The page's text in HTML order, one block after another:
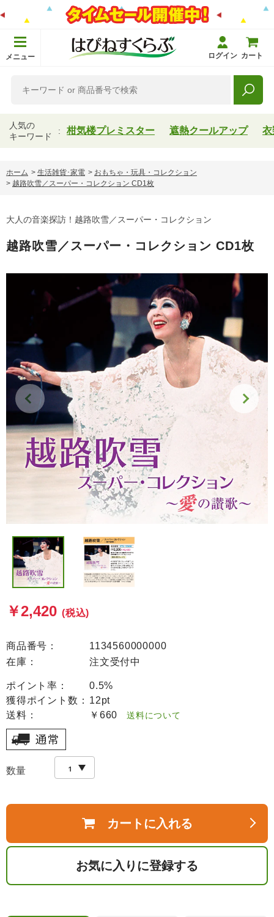
メニュー ログイン カート
人気の
キーワード
柑気楼プレミスター 遮熱クールアップ 衣
ホーム > 生活雑貨･家電 > おもちゃ・玩具・コレクション
> 越路吹雪／スーパー・コレクション CD1枚
大人の音楽探訪！越路吹雪／スーパー・コレクション
越路吹雪／スーパー・コレクション CD1枚
￥2,420 (税込)
商品番号：
1134560000000
在庫：
注文受付中
ポイント率：
0.5%
獲得ポイント数： 12pt
送料：
￥660 送料について
数量
カートに入れる
お気に入りに登録する